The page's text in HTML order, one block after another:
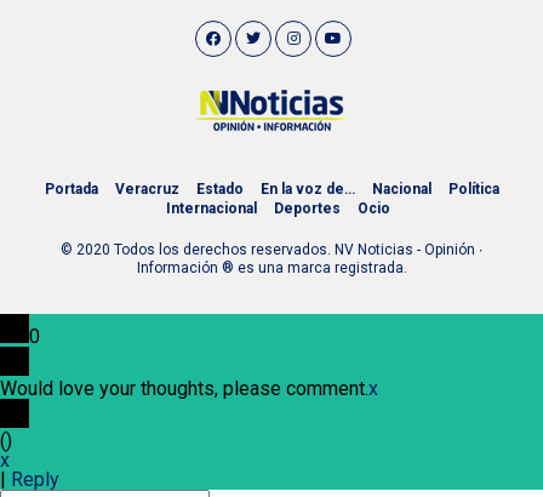
Portada Veracruz Estado En la voz de… Nacional
Política
Internacional
Deportes Ocio
© 2020 Todos los derechos reservados. NV Noticias - Opinión ∙
Información ® es una marca registrada.
0
Would love your thoughts, please comment.x
()
x
| Reply